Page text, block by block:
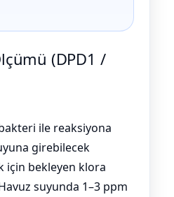
(DPD1 /
ile reaksiyona
girebilecek
için bekleyen klora
suyunda 1–3 ppm